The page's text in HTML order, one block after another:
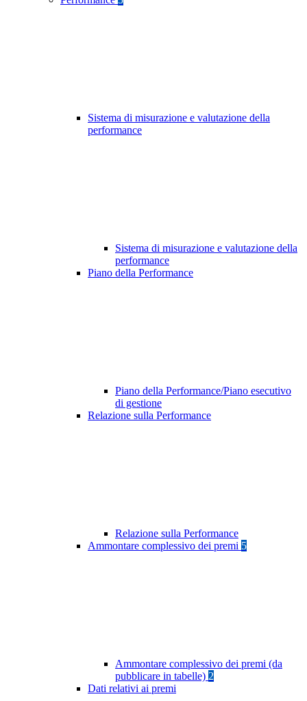
Sistema di misurazione e valutazione della
performance
Sistema di misurazione e valutazione della
performance
Piano della Performance
Piano della Performance/Piano esecutivo
di gestione
Relazione sulla Performance
Relazione sulla Performance
Ammontare complessivo dei premi 5
Ammontare complessivo dei premi (da
pubblicare in tabelle) 2
Dati relativi ai premi